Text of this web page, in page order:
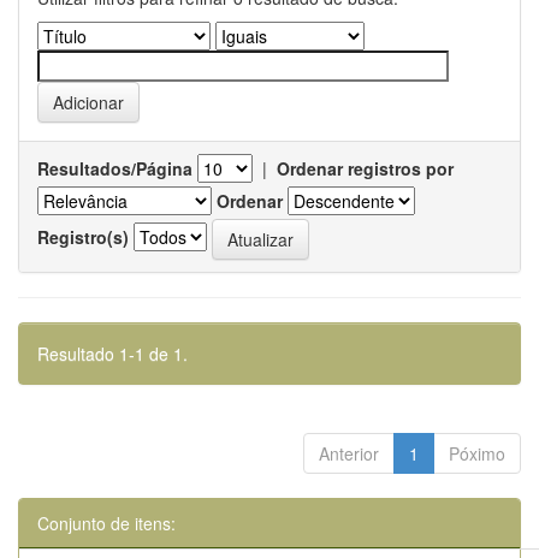
Resultados/Página | Ordenar registros por
Ordenar
Registro(s)
Resultado 1-1 de 1.
Anterior 1 Póximo
Conjunto de itens: